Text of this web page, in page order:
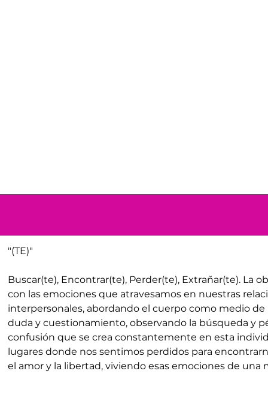
"(TE)"
Buscar(te), Encontrar(te), Perder(te), Extrañar(te). La
con las emociones que atravesamos en nuestras
interpersonales, abordando el cuerpo como medio
duda y cuestionamiento, observando la búsqueda y
confusión que se crea constantemente en esta
lugares donde nos sentimos perdidos para
el amor y la libertad, viviendo esas emociones de una